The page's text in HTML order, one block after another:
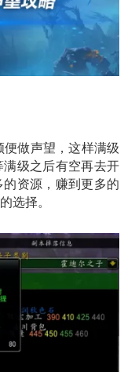
做声望，这样满级
级之后有空再去开
资源，赚到更多的
选择。